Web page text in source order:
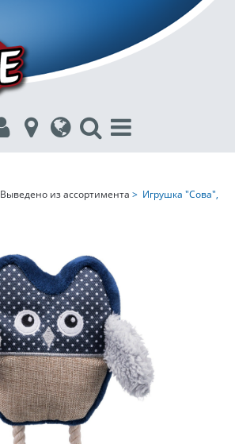
Выведено из ассортимента > Игрушка "Сова",